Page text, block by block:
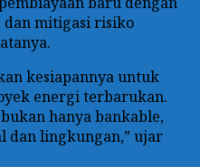
dan mitigasi risiko
kesiapannya untuk
energi terbarukan.
hanya bankable,
dan lingkungan,” ujar